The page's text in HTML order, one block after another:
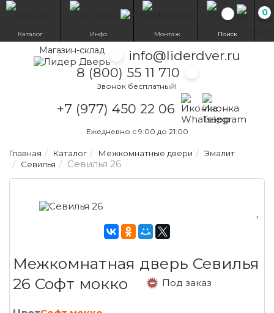
Магазин-склад
info@liderdver.ru
8 (800) 55 11 710
Звонок бесплатный!
+7 (977) 450 22 06
Написать на
Написать на
Ежедневно с 9:00 до 21:00
0
Каталог Инфо Монтаж Поиск
Главная Каталог Межкомнатные двери
Эмалит
Севилья
Севилья 26
Межкомнатная дверь Севилья
26 Софт мокко
Под заказ